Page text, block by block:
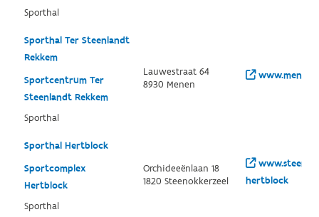
Sporthal
Sporthal Ter Steenlandt
Rekkem
Sportcentrum Ter
Steenlandt Rekkem
Sporthal
Lauwestraat 64
8930 Menen
Sporthal Hertblock
Sportcomplex
Hertblock
Sporthal
Orchideeënlaan 18
1820 Steenokkerzeel
hertblock